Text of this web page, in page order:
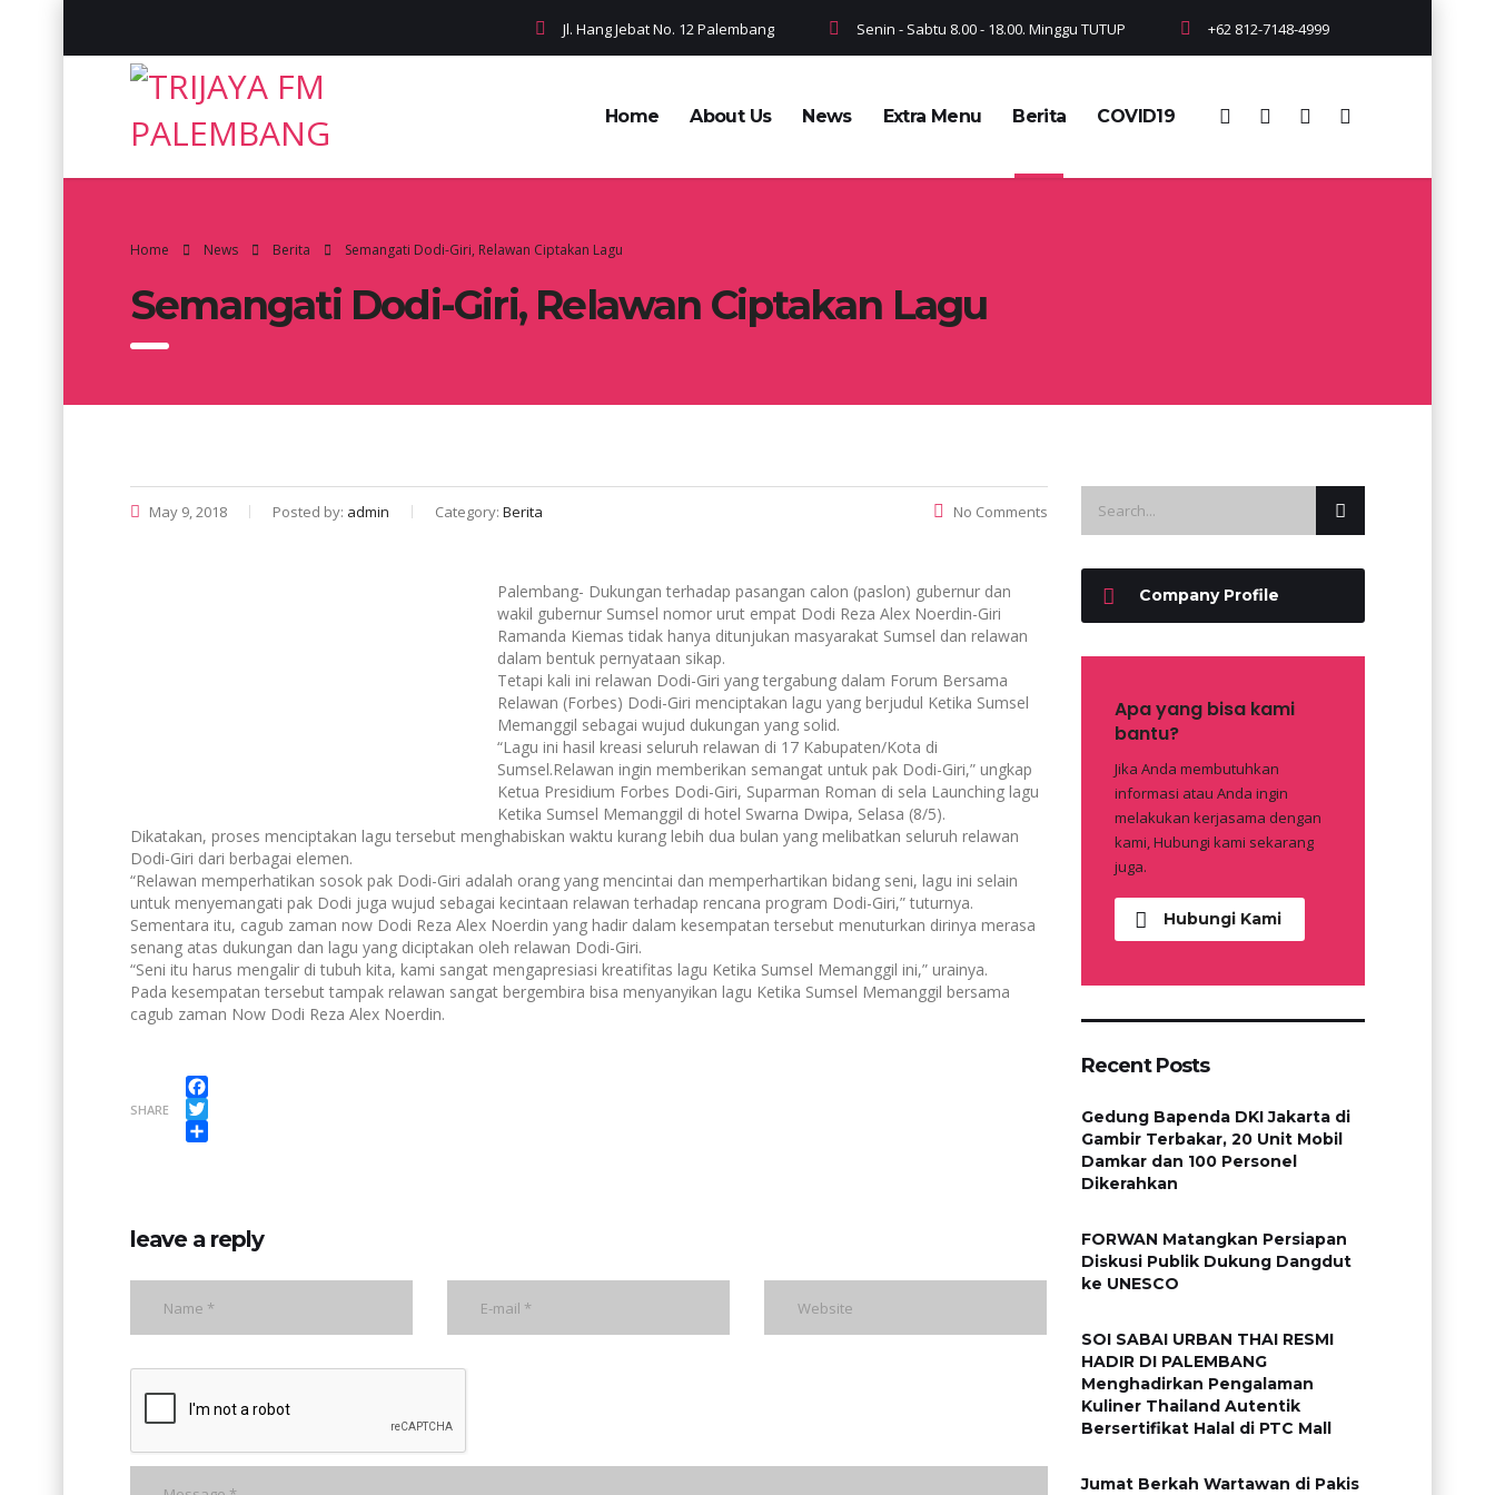
Jl. Hang Jebat No. 12 Palembang Senin - Sabtu 8.00 - 18.00. Minggu TUTUP +62 812-7148-4999
Home About Us News Extra Menu Berita COVID19
Home News Berita Semangati Dodi-Giri, Relawan Ciptakan Lagu
Semangati Dodi-Giri, Relawan Ciptakan Lagu
May 9, 2018 Posted by: admin Category: Berita No Comments
Palembang- Dukungan terhadap pasangan calon (paslon) gubernur dan
wakil gubernur Sumsel nomor urut empat Dodi Reza Alex Noerdin-Giri
Ramanda Kiemas tidak hanya ditunjukan masyarakat Sumsel dan relawan
dalam bentuk pernyataan sikap.
Tetapi kali ini relawan Dodi-Giri yang tergabung dalam Forum Bersama
Relawan (Forbes) Dodi-Giri menciptakan lagu yang berjudul Ketika Sumsel
Memanggil sebagai wujud dukungan yang solid.
“Lagu ini hasil kreasi seluruh relawan di 17 Kabupaten/Kota di
Sumsel.Relawan ingin memberikan semangat untuk pak Dodi-Giri,” ungkap
Ketua Presidium Forbes Dodi-Giri, Suparman Roman di sela Launching lagu
Ketika Sumsel Memanggil di hotel Swarna Dwipa, Selasa (8/5).
Dikatakan, proses menciptakan lagu tersebut menghabiskan waktu kurang lebih dua bulan yang melibatkan seluruh relawan
Dodi-Giri dari berbagai elemen.
“Relawan memperhatikan sosok pak Dodi-Giri adalah orang yang mencintai dan memperhartikan bidang seni, lagu ini selain
untuk menyemangati pak Dodi juga wujud sebagai kecintaan relawan terhadap rencana program Dodi-Giri,” tuturnya.
Sementara itu, cagub zaman now Dodi Reza Alex Noerdin yang hadir dalam kesempatan tersebut menuturkan dirinya merasa
senang atas dukungan dan lagu yang diciptakan oleh relawan Dodi-Giri.
“Seni itu harus mengalir di tubuh kita, kami sangat mengapresiasi kreatifitas lagu Ketika Sumsel Memanggil ini,” urainya.
Pada kesempatan tersebut tampak relawan sangat bergembira bisa menyanyikan lagu Ketika Sumsel Memanggil bersama
cagub zaman Now Dodi Reza Alex Noerdin.
SHARE
Facebook
Twitter
Share
leave a reply
Company Profile
Apa yang bisa kami
bantu?
Jika Anda membutuhkan
informasi atau Anda ingin
melakukan kerjasama dengan
kami, Hubungi kami sekarang
juga.
Hubungi Kami
Recent Posts
Gedung Bapenda DKI Jakarta di
Gambir Terbakar, 20 Unit Mobil
Damkar dan 100 Personel
Dikerahkan
FORWAN Matangkan Persiapan
Diskusi Publik Dukung Dangdut
ke UNESCO
SOI SABAI URBAN THAI RESMI
HADIR DI PALEMBANG
Menghadirkan Pengalaman
Kuliner Thailand Autentik
Bersertifikat Halal di PTC Mall
Jumat Berkah Wartawan di Pakis